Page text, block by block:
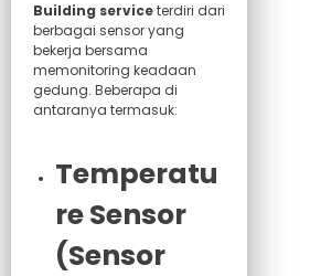
Building serviceterdiri dari
berbagai sensor yang
bekerja bersama
memonitoring keadaan
gedung. Beberapa di
antaranya termasuk:
Temperatu
re Sensor
(Sensor